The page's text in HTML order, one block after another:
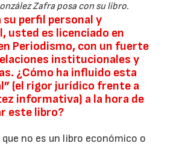
Zafra posa con su libro.
su perfil personal y
usted es licenciado en
Periodismo, con un fuerte
institucionales y
¿Cómo ha influido esta
(el rigor jurídico frente a
informativa) a la hora de
este libro?
que no es un libro económico o